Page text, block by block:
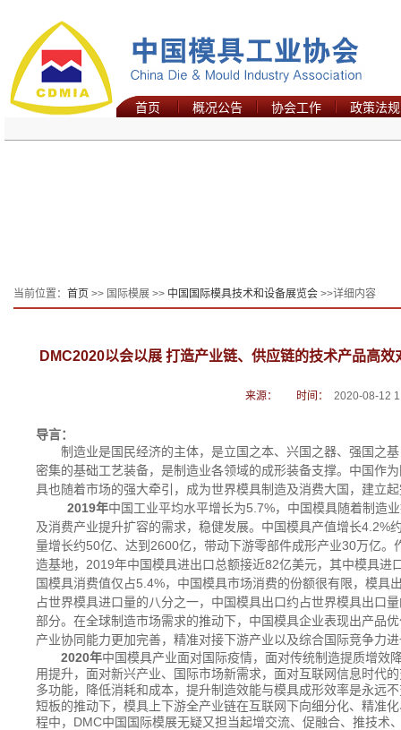
首页 概况公告 协会工作 政策法规
当前位置： 首页 >> 国际模展 >> 中国国际模具技术和设备展览会 >>详细内容
DMC2020以会以展 打造产业链、供应链的技术产品高
来源： 时间： 2020-08-12
导言：
制造业是国民经济的主体，是立国之本、兴国之器、强国之
密集的基础工艺装备，是制造业各领域的成形装备支撑。中国作
具也随着市场的强大牵引，成为世界模具制造及消费大国，建立
2019年中国工业平均水平增长为5.7%，中国模具随着制造
及消费产业提升扩容的需求，稳健发展。中国模具产值增长4.2%
量增长约50亿、达到 2600亿，带动下游零部件成形产业30万亿。
造基地， 2019年中国模具进出口总额接近82亿美元，其中模具进
国模具消费值仅占5.4%，中国模具市场消费的份额很有限，模具
占世界模具进口量的八分之一，中国模具出口约占世界模具出口
部分。在全球制造市场需求的推动下，中国模具企业表现出产品
产业协同能力更加完善，精准对接下游产业以及综合国际竞争力
2020年中国模具产业面对国际疫情，面对传统制造提质增效
用提升，面对新兴产业、国际市场新需求，面对互联网信息时代
多功能，降低消耗和成本，提升制造效能与模具成形效率是永远
短板的推动下，模具上下游全产业链在互联网下向细分化、精准
程中，DMC中国国际模展无疑又担当起增交流、促融合、推技术